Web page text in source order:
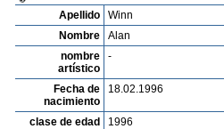
Apellido
Winn
Nombre
Alan
nombre
artístico
-
Fecha de
nacimiento
18.02.1996
clase de edad
1996